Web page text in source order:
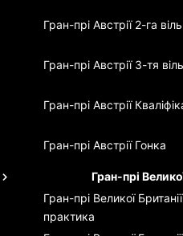
Гран-прі Австрії 2-га
Гран-прі Австрії 3-тя
Гран-прі Австрії
Гран-прі Австрії Гонка
Гран-прі
Гран-прі Великої Британії
практика